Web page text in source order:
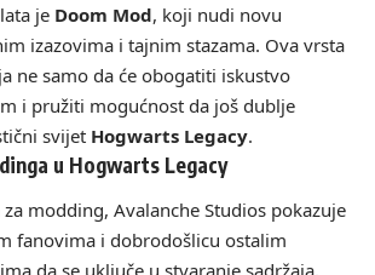
je Doom Mod, koji nudi novu
izazovima i tajnim stazama. Ova vrsta
ne samo da će obogatiti iskustvo
i pružiti mogućnost da još dublje
svijet Hogwarts Legacy.
u Hogwarts Legacy
za modding, Avalanche Studios pokazuje
fanovima i dobrodošlicu ostalim